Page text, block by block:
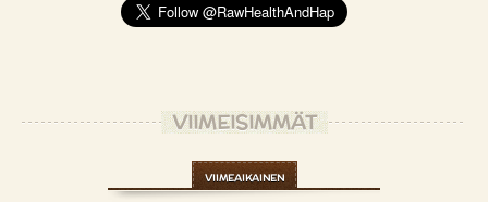
VIIMEISIMMÄT
VIIMEAIKAINEN